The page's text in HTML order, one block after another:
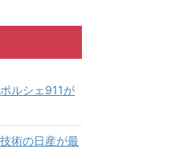
ルシェ911が
術の日産が最